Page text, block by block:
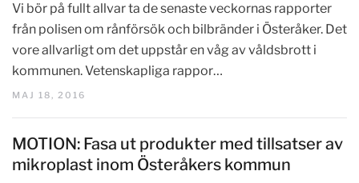
Vi bör på fullt allvar ta de senaste veckornas rapporter
från polisen om rånförsök och bilbränder i Österåker. Det
vore allvarligt om det uppstår en våg av våldsbrott i
kommunen. Vetenskapliga rappor…
MAJ 18, 2016
MOTION: Fasa ut produkter med tillsatser av
mikroplast inom Österåkers kommun